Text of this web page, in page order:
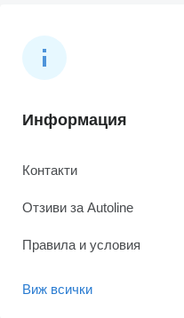
Информация
Контакти
Отзиви за Autoline
Правила и условия
Виж всички